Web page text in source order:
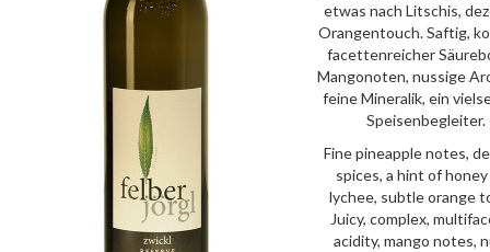
etwas nach Litschis,
Orangentouch. Saftig,
facettenreicher
Mangonoten, nussige
feine Mineralik, ein
Speisenbegleiter.
Fine pineapple notes,
spices, a hint of honey
lychee, subtle orange
Juicy, complex,
acidity, mango notes,